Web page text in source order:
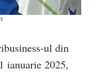
ul din
ianuarie 2025,